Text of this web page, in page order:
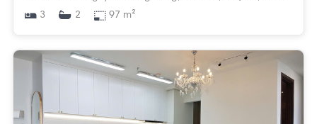
3
2 97 m²